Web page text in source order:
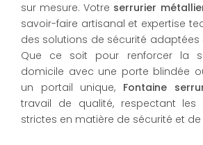
sur mesure. Votre serrurier
savoir-faire artisanal et expertise
des solutions de sécurité
Que ce soit pour renforcer la
domicile avec une porte blindée
un portail unique, Fontaine
travail de qualité, respectant les
strictes en matière de sécurité et